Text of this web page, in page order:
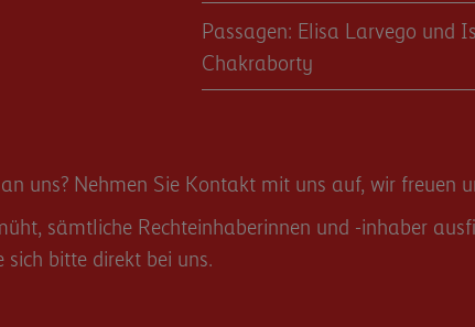
Passagen: Elisa Larvego und
Chakraborty
uns? Nehmen Sie Kontakt mit uns auf, wir freuen
sämtliche Rechteinhaberinnen und -inhaber
sich bitte direkt bei uns.